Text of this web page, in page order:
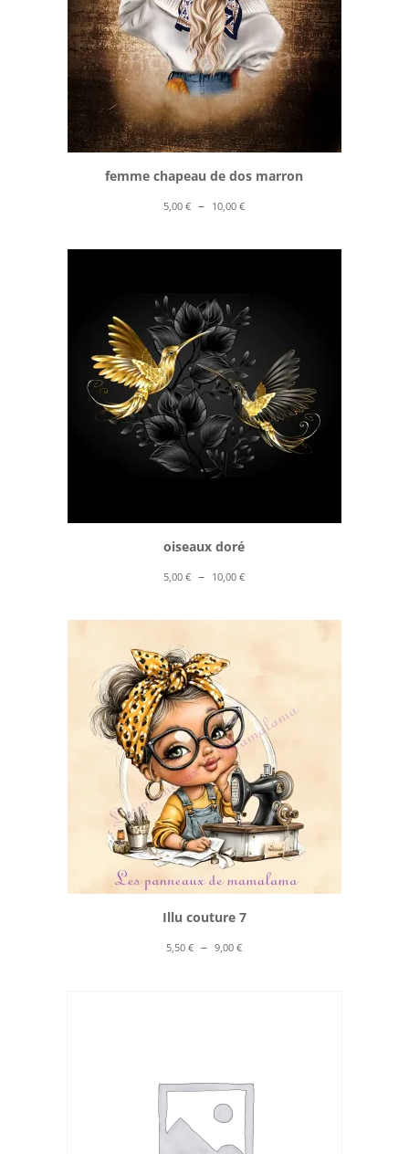
femme chapeau de dos marron
5,00€ – 10,00€Plage
prix :
10,00 €
oiseaux doré
5,00€ – 10,00€Plage
prix :
Illu couture 7
5,50€ – 9,00€Plage